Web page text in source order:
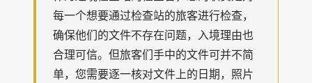
每一个想要通过检查站的旅客进行检查，
确保他们的文件不存在问题，入境理由也
合理可信。但旅客们手中的文件可并不简
单，您需要逐一核对文件上的日期，照片